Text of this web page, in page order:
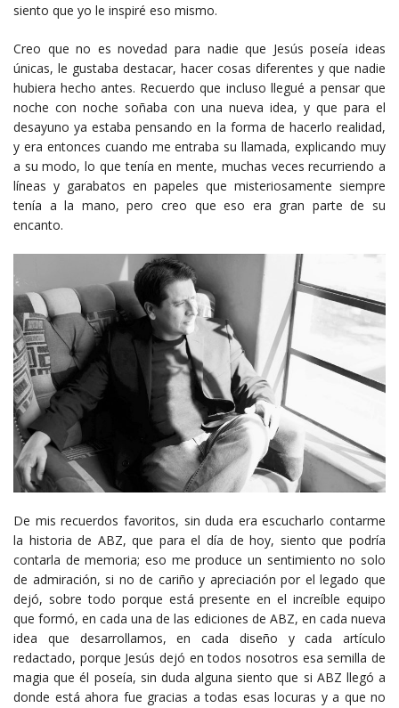
siento que yo le inspiré eso mismo.
Creo que no es novedad para nadie que Jesús poseía ideas
únicas, le gustaba destacar, hacer cosas diferentes y que nadie
hubiera hecho antes. Recuerdo que incluso llegué a pensar que
noche con noche soñaba con una nueva idea, y que para el
desayuno ya estaba pensando en la forma de hacerlo realidad,
y era entonces cuando me entraba su llamada, explicando muy
a su modo, lo que tenía en mente, muchas veces recurriendo a
líneas y garabatos en papeles que misteriosamente siempre
tenía a la mano, pero creo que eso era gran parte de su
encanto.
De mis recuerdos favoritos, sin duda era escucharlo contarme
la historia de ABZ, que para el día de hoy, siento que podría
contarla de memoria; eso me produce un sentimiento no solo
de admiración, si no de cariño y apreciación por el legado que
dejó, sobre todo porque está presente en el increíble equipo
que formó, en cada una de las ediciones de ABZ, en cada nueva
idea que desarrollamos, en cada diseño y cada artículo
redactado, porque Jesús dejó en todos nosotros esa semilla de
magia que él poseía, sin duda alguna siento que si ABZ llegó a
donde está ahora fue gracias a todas esas locuras y a que no